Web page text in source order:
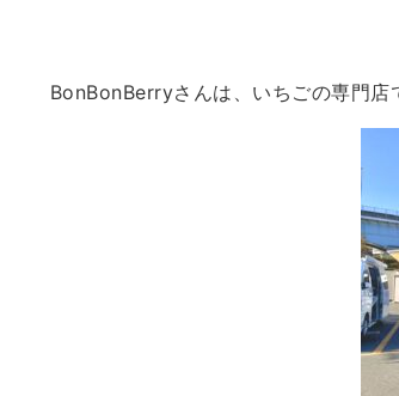
BonBonBerryさんは、いちごの専門店